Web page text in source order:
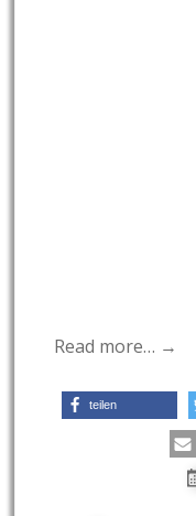
Read more… →
teilen